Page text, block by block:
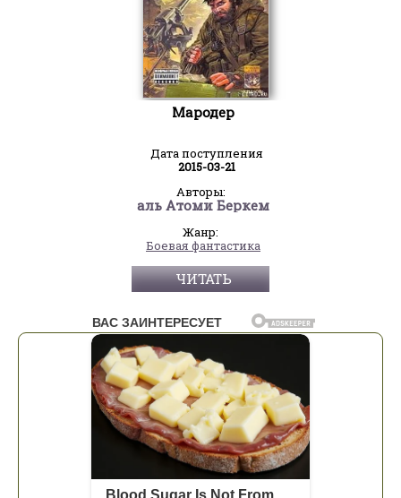
Мародер
Дата поступления
2015-03-21
Авторы:
аль Атоми Беркем
Жанр:
Боевая фантастика
ЧИТАТЬ